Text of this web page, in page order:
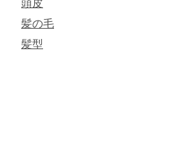
頭皮
髪の毛
髪型